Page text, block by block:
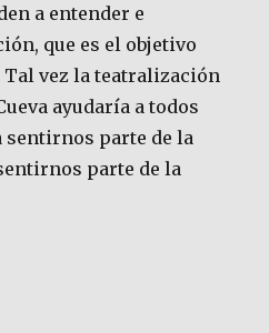
a entender e
que es el objetivo
vez la teatralización
ayudaría a todos
sentirnos parte de la
parte de la